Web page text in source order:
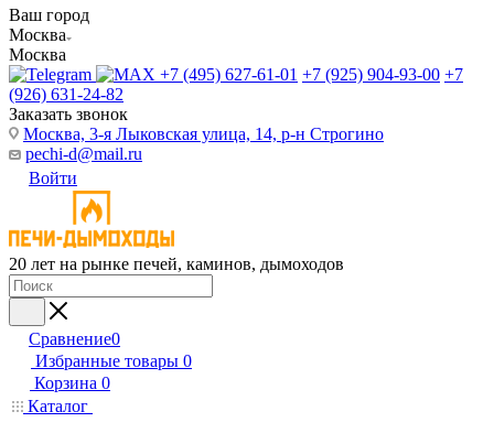
Ваш город
Москва
Москва
+7 (495) 627-61-01 +7 (925) 904-93-00 +7
(926) 631-24-82
Заказать звонок
Москва, 3-я Лыковская улица, 14, р-н Строгино
pechi-d@mail.ru
Войти
20 лет на рынке печей, каминов, дымоходов
Сравнение0
Избранные товары 0
Корзина 0
Каталог